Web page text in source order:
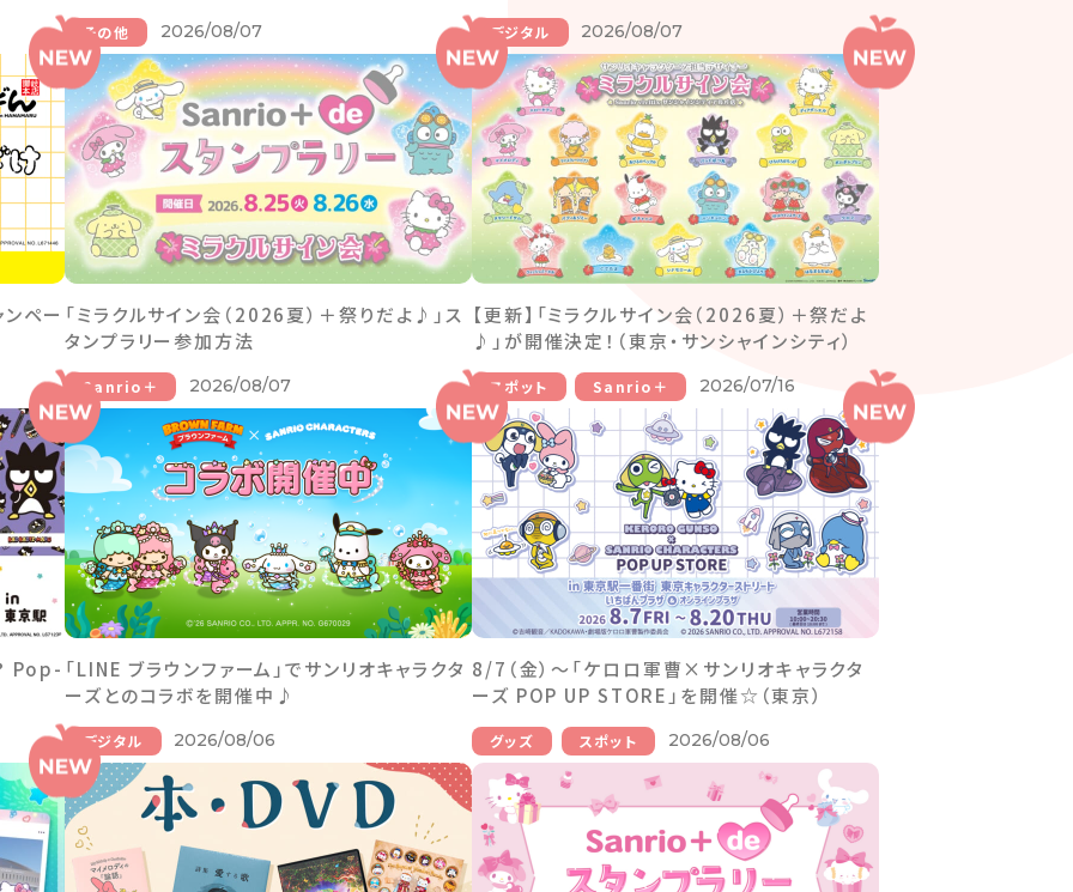
その他 2026/08/07 デジタル 2026/08/07
ペー 「ミラクルサイン会（2026夏）＋祭りだよ♪」ス
タンプラリー参加方法
Sanrio＋ 2026/08/07
【更新】「ミラクルサイン会（2026夏）＋祭だよ
♪」が開催決定！（東京・サンシャインシティ）
スポット Sanrio＋ 2026/07/16
Pop- 「LINE ブラウンファーム」でサンリオキャラクタ
ーズとのコラボを開催中♪
デジタル 2026/08/06
8/7（金）～「ケロロ軍曹×サンリオキャラクタ
ーズ POP UP STORE」を開催☆（東京）
グッズ スポット 2026/08/06